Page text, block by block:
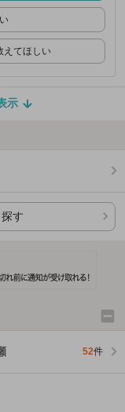
えてほしい
示
す
52件